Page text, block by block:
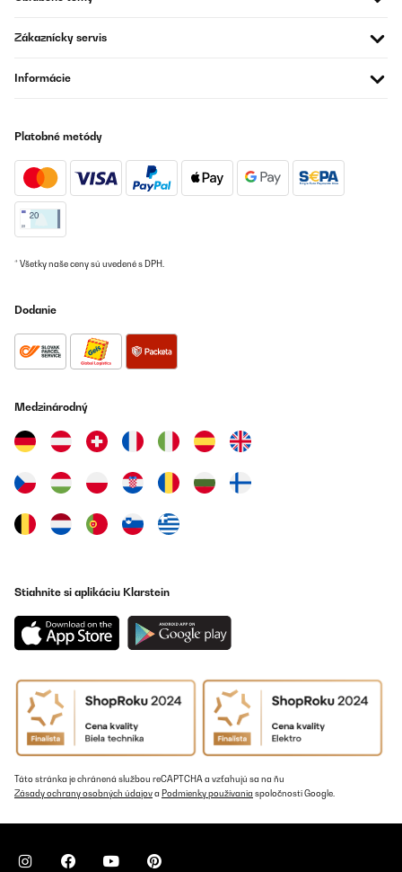
Zákaznícky servis
Informácie
Platobné metódy
* Všetky naše ceny sú uvedené s DPH.
Dodanie
Medzinárodný
Stiahnite si aplikáciu Klarstein
Táto stránka je chránená službou reCAPTCHA a vzťahujú sa na ňu
Zásady ochrany osobných údajova Podmienky používania spoločnosti Google.